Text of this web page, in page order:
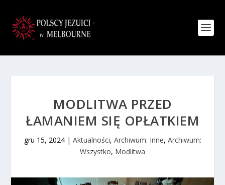
MODLITWA PRZED
ŁAMANIEM SIĘ OPŁATKIEM
gru 15, 2024| Aktualności, Archiwum: Inne, Archiwum:
Wszystko, Modlitwa